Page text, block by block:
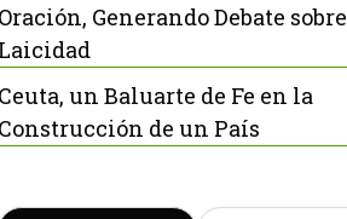
Oración, Generando Debate sobre
Laicidad
Ceuta, un Baluarte de Fe en la
Construcción de un País